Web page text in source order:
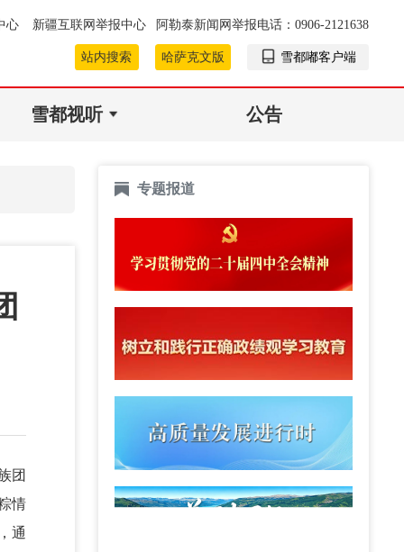
心 新疆互联网举报中心 阿勒泰新闻网举报电话：0906-2121638
站内搜索 哈萨克文版 雪都嘟客户端
雪都视听 公告
团
情
通
专题报道